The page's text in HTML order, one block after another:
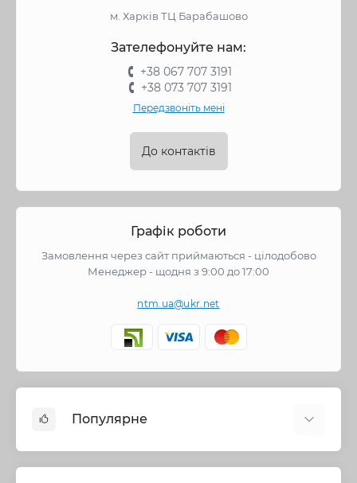
м. Харків ТЦ Барабашово
Зателефонуйте нам:
+38 067 707 3191
+38 073 707 3191
Передзвоніть мені
До контактів
Графік роботи
Замовлення через сайт приймаються - цілодобово
Менеджер - щодня з 9:00 до 17:00
ntm.ua@ukr.net
Популярне